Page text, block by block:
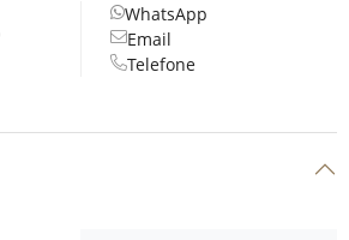
WhatsApp
Email
Telefone